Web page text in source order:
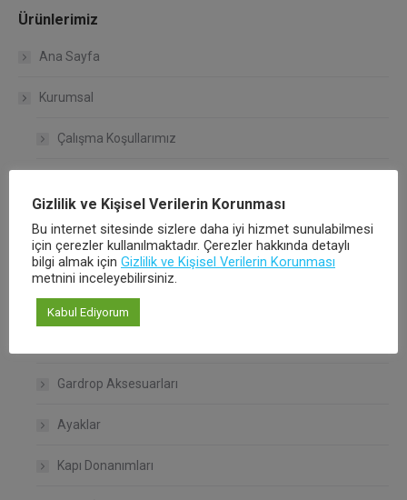
Ürünlerimiz
Ana Sayfa
Kurumsal
Çalışma Koşullarımız
Ürünlerimiz
Bağlantı Sistemleri
Gardrop Aksesuarları
Ayaklar
Kapı Donanımları
Gizlilik ve Kişisel Verilerin Korunması
Bu internet sitesinde sizlere daha iyi hizmet sunulabilmesi
için çerezler kullanılmaktadır. Çerezler hakkında detaylı
bilgi almak için Gizlilik ve Kişisel Verilerin Korunması
metnini inceleyebilirsiniz.
Kabul Ediyorum